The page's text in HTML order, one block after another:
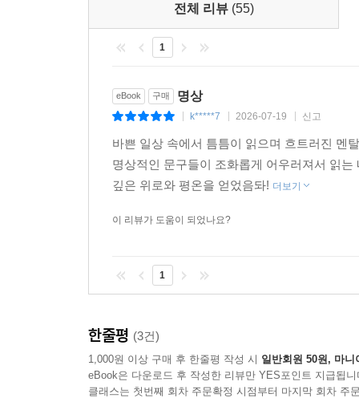
25 구세대와 신세대
〔출근길의 철학〕 말 안 통하는 신세대는 어떻게
〔퇴근길의 명상〕 당신도 한때는 갓난아기였다
6부 : 유연해야 하는가, 강직해야 하는가?
26 보수와 개혁
〔출근길의 철학〕 좋은 변화를 왜 거부하는가?
〔퇴근길의 명상〕 개혁은 타이밍보다 주체가 중
27 비판과 비난
〔퇴근길의 명상〕 들리는 대로 듣지 말라
〔출근길의 철학〕 나를 우습게 보는 후배를 어떻
〔퇴근길의 명상〕 메소드 연기자가 되자
29 직장과 가정
“직장의 문제는 결국 인생의 문제다”
- 떠날 것인가, 남을 것인가?
- 멀리 가야 하는가, 높이 올라가야 하는가?
- 불려야 하는가, 줄여야 하는가?
- 섞일 것인가, 구별될 것인가?
- 안으로 들어가야 하나, 밖으로 나가야 하나?
- 이끌 것인가, 따를 것인가?
전체 리뷰 (55)
1
eBook 구매 명상
k*****7 2026-07-19 신고
바쁜 일상 속에서 틈틈이 읽으며 흐트러진 멘
명상적인 문구들이 조화롭게 어우러져서 읽
깊은 위로와 평온을 얻었음돠! 더보기
이 리뷰가 도움이 되었나요?
1
한줄평 (3건)
1,000원 이상 구매 후 한줄평 작성 시 일반회원 50원, 마니
eBook은 다운로드 후 작성한 리뷰만 YES포인트 지급됩니
클래스는 첫번째 회차 주문확정 시점부터 마지막 회차 주